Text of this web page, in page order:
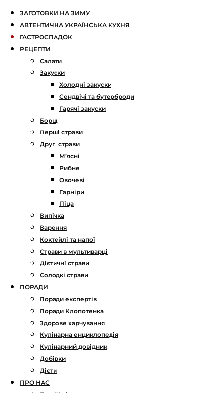
ЗАГОТОВКИ НА ЗИМУ
АВТЕНТИЧНА УКРАЇНСЬКА КУХНЯ
ГАСТРОСПАДОК
РЕЦЕПТИ
Салати
Закуски
Холодні закуски
Сендвічі та бутерброди
Гарячі закуски
Борщ
Перші страви
Другі страви
М’ясні
Рибне
Овочеві
Гарніри
Піца
Випічка
Варення
Коктейлі та напої
Страви в мультиварці
Дієтичні страви
Солодкі страви
ПОРАДИ
Поради експертів
Поради Клопотенка
Здорове харчування
Кулінарна енциклопедія
Кулінарний довідник
Добірки
Дієти
ПРО НАС